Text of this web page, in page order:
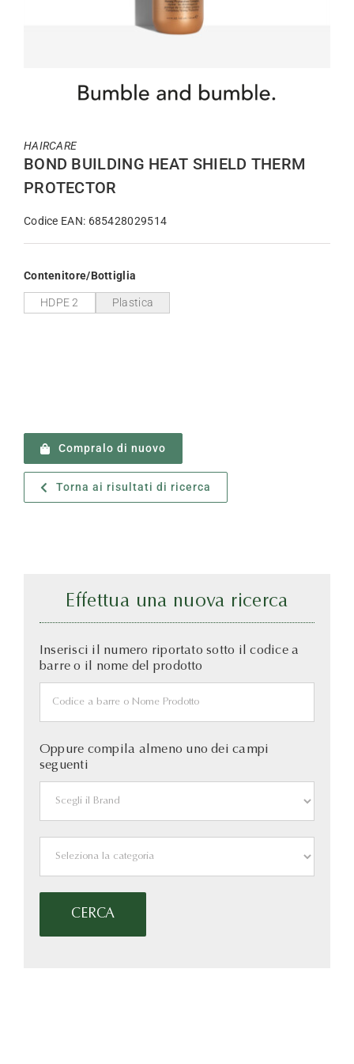
HAIRCARE
BOND BUILDING HEAT SHIELD THERM
PROTECTOR
Codice EAN: 685428029514
Contenitore/Bottiglia
HDPE 2 Plastica
Compralo di nuovo
Torna ai risultati di ricerca
Effettua una nuova ricerca
Inserisci il numero riportato sotto il codice a
barre o il nome del prodotto
Oppure compila almeno uno dei campi
seguenti